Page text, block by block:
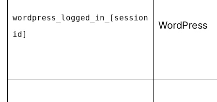
wordpress_logged_in_[session
id]
WordPress